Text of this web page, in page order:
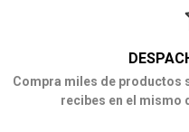
Compra miles de productos
recibes en el mismo